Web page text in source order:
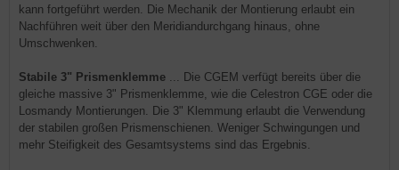
kann fortgeführt werden. Die Mechanik der Montierung erlaubt ein
Nachführen weit über den Meridiandurchgang hinaus, ohne
Umschwenken.
Stabile 3" Prismenklemme
... Die CGEM verfügt bereits über die
gleiche massive 3" Prismenklemme, wie die Celestron CGE oder die
Losmandy Montierungen. Die 3" Klemmung erlaubt die Verwendung
der stabilen großen Prismenschienen. Weniger Schwingungen und
mehr Steifigkeit des Gesamtsystems sind das Ergebnis.